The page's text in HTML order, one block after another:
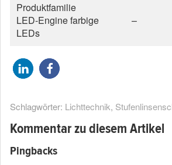
Produktfamilie
LED-Engine farbige
LEDs
–
Schlagwörter: Lichttechnik,
Kommentar zu diesem Artikel
Pingbacks